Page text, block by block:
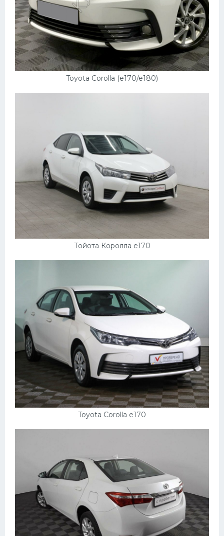
Toyota Corolla (e170/e180)
Тойота Королла e170
Toyota Corolla e170
Киа
Танки
Крайслер
Порше
Самолеты
Шкода
Мазда
Прогулочные суда
Хендай
Лимузины
Камаз
Автобусы
Хонда
Грузовики
Автокемпер
Феррари
Поезда
Мотоциклы